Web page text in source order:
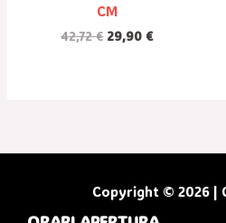
CM
42,72€ 29,90 €
Copyright © 2026 |